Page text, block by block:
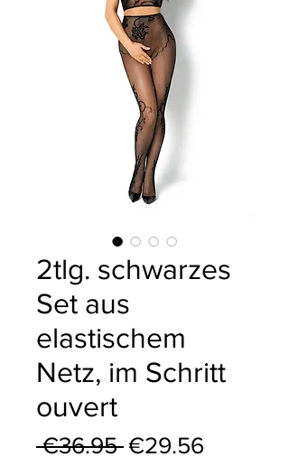
2tlg. schwarzes
Set aus
elastischem
Netz, im Schritt
ouvert
€36.95 Regular Price
€29.56